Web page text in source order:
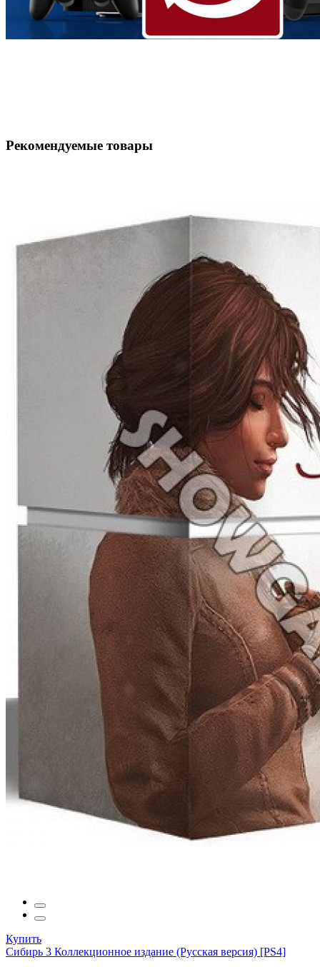
Рекомендуемые товары
Купить
Сибирь 3 Коллекционное издание (Русская версия) [PS4]